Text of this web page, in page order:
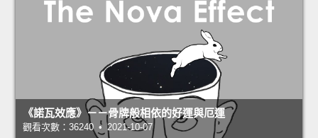
《諾瓦效應》－－骨牌般相依的好運與厄運
觀看次數：36240 • 2021-10-07